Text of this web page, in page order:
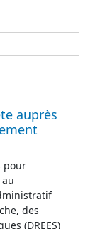
auprès
pour
des
(DREES)